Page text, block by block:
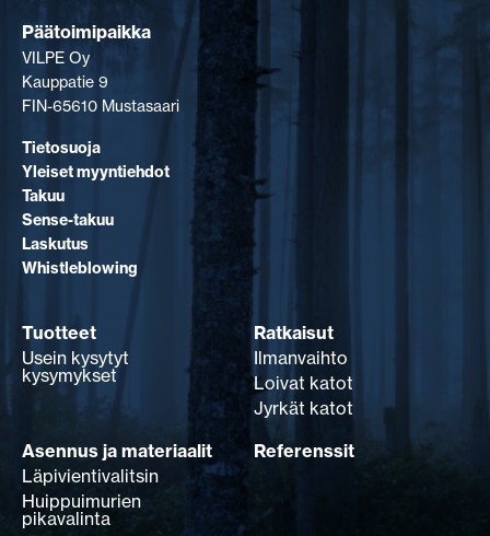
Päätoimipaikka
VILPE Oy
Kauppatie 9
FIN-65610 Mustasaari
Tietosuoja
Yleiset myyntiehdot
Takuu
Sense-takuu
Laskutus
Whistleblowing
Tuotteet
Usein kysytyt
kysymykset
Ratkaisut
Ilmanvaihto
Loivat katot
Jyrkät katot
Asennus ja materiaalit
Läpivientivalitsin
Huippuimurien
pikavalinta
Referenssit